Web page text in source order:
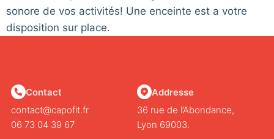
sonore de vos activités! Une enceinte est a votre
disposition sur place.
Contact
contact@capofit.fr
06 73 04 39 67
Addresse
36 rue de l’Abondance,
Lyon 69003.